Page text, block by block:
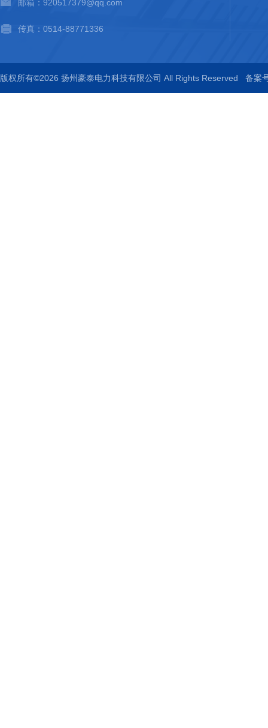
邮箱：920517379@qq.com
传真：0514-88771336
版权所有©2026 扬州豪泰电力科技有限公司 All Rights Reserved 备案